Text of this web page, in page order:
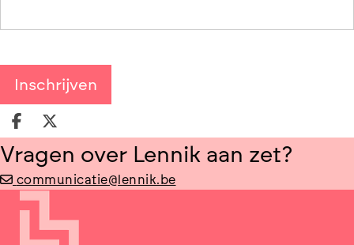
Deel op facebook
Deel op X
Vragen over Lennik aan zet?
communicatie@lennik.be